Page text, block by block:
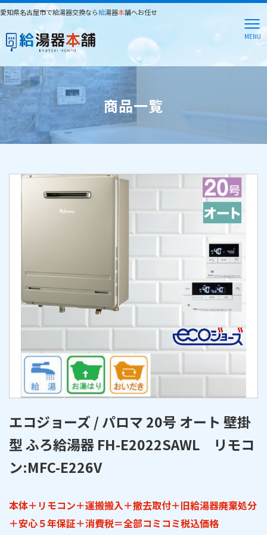
愛知県名古屋市で給湯器交換なら給湯器本舗へお任せ
MENU
商品一覧
エコジョーズ / パロマ 20号 オート 壁掛
型 ふろ給湯器 FH-E2022SAWL リモコ
ン:MFC-E226V
本体＋リモコン＋運搬搬入＋撤去取付＋旧給湯器廃棄処分
＋安心５年保証＋消費税＝全部コミコミ税込価格